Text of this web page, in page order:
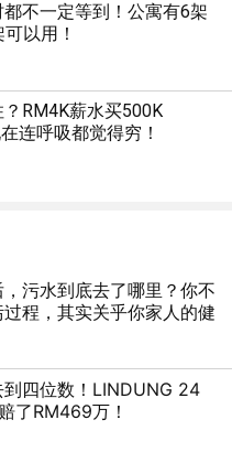
不一定等到！公寓有6架
以用！
RM4K薪水买500K
连呼吸都觉得穷！
污水到底去了哪里？你不
程，其实关乎你家人的健
到四位数！LINDUNG 24
了RM469万！